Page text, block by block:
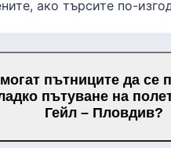
ако търсите по-
пътниците да се
пътуване на
Гейл – Пловдив?